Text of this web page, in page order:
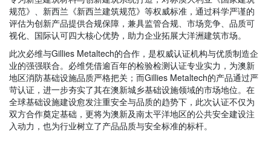
规范》、新西兰《新西兰建筑规范》等权威标准，通过科学严谨的
评估为创新产品提供合规保障，兼具监管合规、市场竞争、品质可
视化、国际认可四大核心优势，助力企业拓展大洋洲建筑市场。
此次必维与Gillies Metaltech的合作，是权威认证机构与优质制造企
业的强强联合。必维凭借逾百年的检验检测认证专业实力，为澳新
地区消防基础设施品质严格把关；而Gillies Metaltech的产品通过严
苛认证，进一步夯实了其在澳新城乡基础设施领域的市场地位。在
全球基础设施建设愈发注重安全与品质的趋势下，此次认证不仅为
双方合作奠定基础，更将为澳新及南太平洋地区的公共安全建设注
入动力，也为行业树立了产品品质与安全标准的标杆。